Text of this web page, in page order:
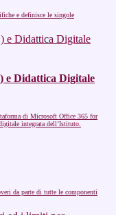
e definisce le singole
e Didattica Digitale
di Microsoft Office 365 for
integrata dell’Istituto.
da parte di tutte le componenti